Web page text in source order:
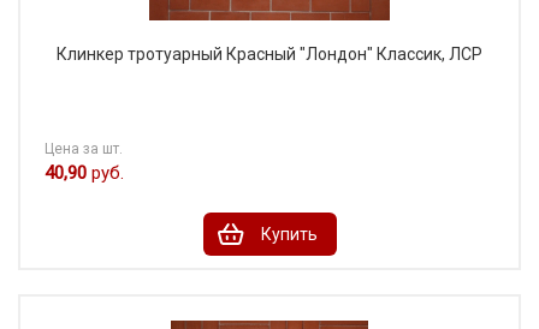
Клинкер тротуарный Красный "Лондон" Классик, ЛСР
Цена за шт.
40,90 руб.
Купить